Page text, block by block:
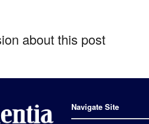
about this post
Navigate Site